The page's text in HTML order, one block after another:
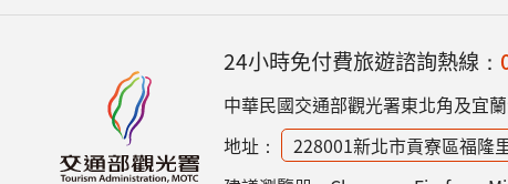
24小時免付費旅遊諮詢熱線：
中華民國交通部觀光署東北角及宜
地址：
228001新北市貢寮區福隆